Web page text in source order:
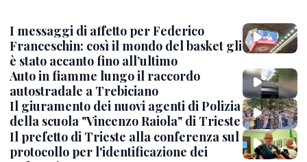
I messaggi di affetto per Federico
Franceschin: così il mondo del basket gli
è stato accanto fino all’ultimo
Auto in fiamme lungo il raccordo
autostradale a Trebiciano
Il giuramento dei nuovi agenti di Polizia
della scuola "Vincenzo Raiola" di Trieste
Il prefetto di Trieste alla conferenza sul
protocollo per l'identificazione dei